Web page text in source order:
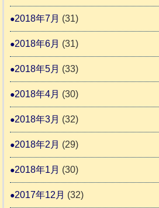
2018年7月 (31)
2018年6月 (31)
2018年5月 (33)
2018年4月 (30)
2018年3月 (32)
2018年2月 (29)
2018年1月 (30)
2017年12月 (32)